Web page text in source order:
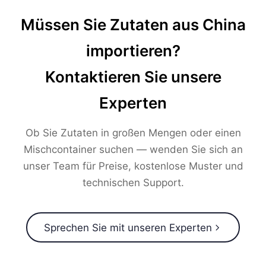
Müssen Sie Zutaten aus China
importieren?
Kontaktieren Sie unsere
Experten
Ob Sie Zutaten in großen Mengen oder einen
Mischcontainer suchen — wenden Sie sich an
unser Team für Preise, kostenlose Muster und
technischen Support.
Sprechen Sie mit unseren Experten